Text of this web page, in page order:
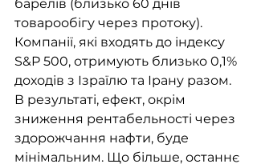
барелів (близько 60 днів
товарообігу через протоку).
Компанії, які входять до індексу
S&P 500, отримують близько 0,1%
доходів з Ізраїлю та Ірану разом.
В результаті, ефект, окрім
зниження рентабельності через
здорожчання нафти, буде
мінімальним. Що більше, останнє